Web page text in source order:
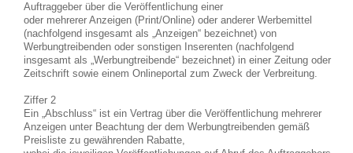
Auftraggeber über die Veröffentlichung einer
oder mehrerer Anzeigen (Print/Online) oder anderer Werbemittel
(nachfolgend insgesamt als „Anzeigen“ bezeichnet) von
Werbungtreibenden oder sonstigen Inserenten (nachfolgend
insgesamt als „Werbungtreibende“ bezeichnet) in einer Zeitung oder
Zeitschrift sowie einem Onlineportal zum Zweck der Verbreitung.
Ziffer 2
Ein „Abschluss“ ist ein Vertrag über die Veröffentlichung mehrerer
Anzeigen unter Beachtung der dem Werbungtreibenden gemäß
Preisliste zu gewährenden Rabatte,